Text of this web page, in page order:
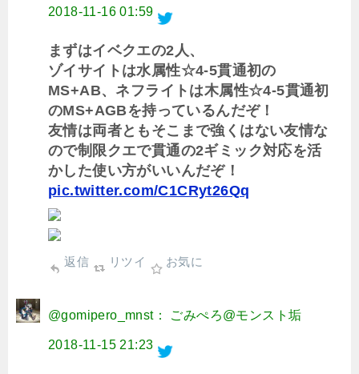
2018-11-16 01:59
まずはイベクエの2人、
ゾイサイトは水属性☆4-5貫通初の
MS+AB、ネフライトは木属性☆4-5貫通初
のMS+AGBを持っているんだぞ！
友情は両者ともそこまで強くはない友情な
ので制限クエで貫通の2ギミック対応を活
かした使い方がいいんだぞ！
pic.twitter.com/C1CRyt26Qq
返信 リツイ お気に
@gomipero_mnst： ごみぺろ@モンスト垢
2018-11-15 21:23